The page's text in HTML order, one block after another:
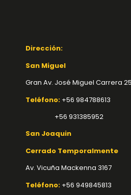
Dirección:
San Miguel
Gran Av. José Miguel Carrera
Teléfono: +56 984788613
+56 931385952
San Joaquin
Cerrado Temporalmente
Av. Vicuña Mackenna 3167
Teléfono: +56 949845813